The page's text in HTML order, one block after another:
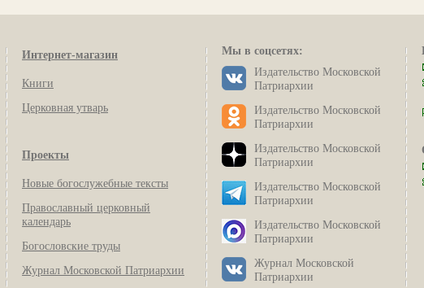
Интернет-магазин
Книги
Церковная утварь
Проекты
Новые богослужебные тексты
Православный церковный
календарь
Богословские труды
Журнал Московской Патриархии
Мы в соцсетях:
Издательство Московской
Патриархии
Издательство Московской
Патриархии
Издательство Московской
Патриархии
Издательство Московской
Патриархии
Издательство Московской
Патриархии
Журнал Московской
Патриархии